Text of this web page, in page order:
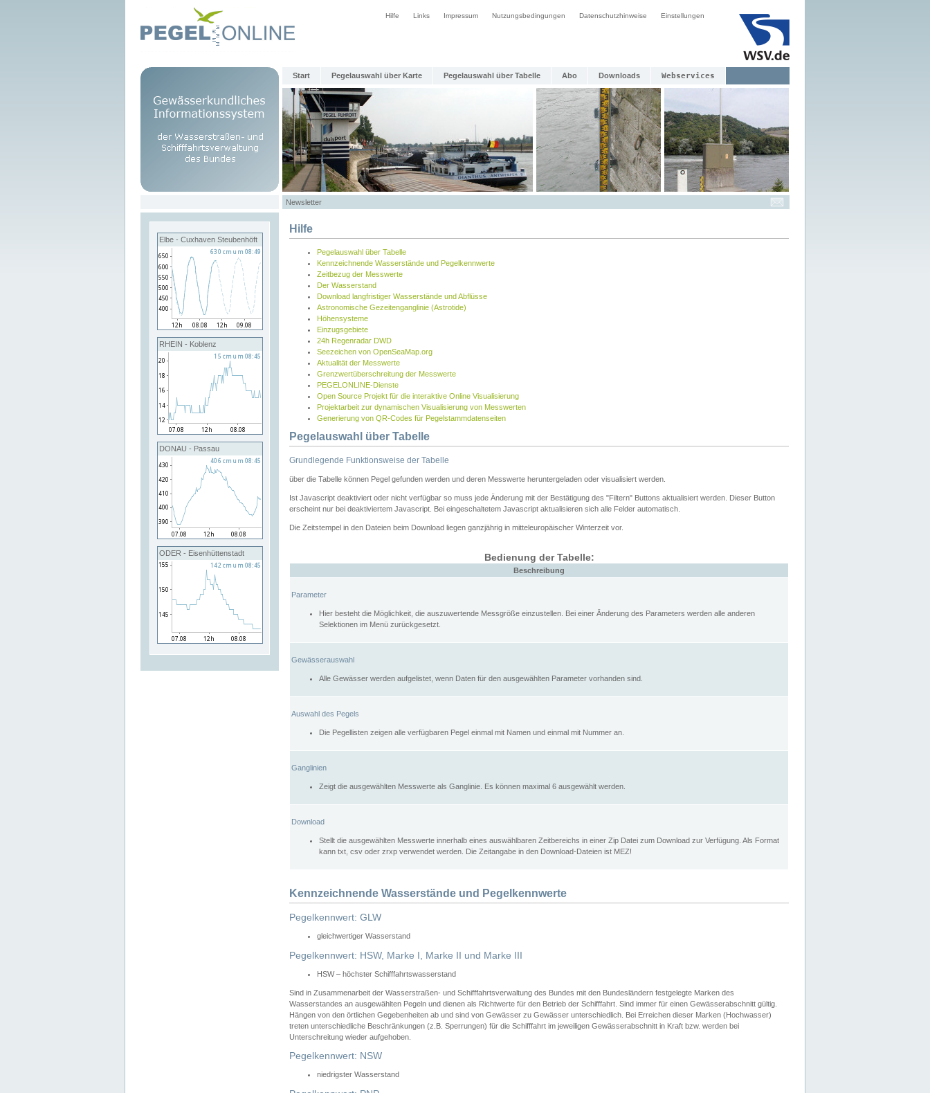
Hilfe Links Impressum Nutzungsbedingungen Datenschutzhinweise Einstellungen
Start Pegelauswahl über Karte Pegelauswahl über Tabelle Abo Downloads Webservices
Newsletter
Elbe - Cuxhaven Steubenhöft
RHEIN - Koblenz
DONAU - Passau
ODER - Eisenhüttenstadt
Hilfe
Pegelauswahl über Tabelle
Kennzeichnende Wasserstände und Pegelkennwerte
Zeitbezug der Messwerte
Der Wasserstand
Download langfristiger Wasserstände und Abflüsse
Astronomische Gezeitenganglinie (Astrotide)
Höhensysteme
Einzugsgebiete
24h Regenradar DWD
Seezeichen von OpenSeaMap.org
Aktualität der Messwerte
Grenzwertüberschreitung der Messwerte
PEGELONLINE-Dienste
Open Source Projekt für die interaktive Online Visualisierung
Projektarbeit zur dynamischen Visualisierung von Messwerten
Generierung von QR-Codes für Pegelstammdatenseiten
Pegelauswahl über Tabelle
Grundlegende Funktionsweise der Tabelle
über die Tabelle können Pegel gefunden werden und deren Messwerte heruntergeladen oder visualisiert werden.
Ist Javascript deaktiviert oder nicht verfügbar so muss jede Änderung mit der Bestätigung des "Filtern" Buttons aktualisiert werden. Dieser Button
erscheint nur bei deaktiviertem Javascript. Bei eingeschaltetem Javascript aktualisieren sich alle Felder automatisch.
Die Zeitstempel in den Dateien beim Download liegen ganzjährig in mitteleuropäischer Winterzeit vor.
Bedienung der Tabelle:
Beschreibung
Parameter
Hier besteht die Möglichkeit, die auszuwertende Messgröße einzustellen. Bei einer Änderung des Parameters werden alle anderen
Selektionen im Menü zurückgesetzt.
Gewässerauswahl
Alle Gewässer werden aufgelistet, wenn Daten für den ausgewählten Parameter vorhanden sind.
Auswahl des Pegels
Die Pegellisten zeigen alle verfügbaren Pegel einmal mit Namen und einmal mit Nummer an.
Ganglinien
Zeigt die ausgewählten Messwerte als Ganglinie. Es können maximal 6 ausgewählt werden.
Download
Stellt die ausgewählten Messwerte innerhalb eines auswählbaren Zeitbereichs in einer Zip Datei zum Download zur Verfügung. Als Format
kann txt, csv oder zrxp verwendet werden. Die Zeitangabe in den Download-Dateien ist MEZ!
Kennzeichnende Wasserstände und Pegelkennwerte
Pegelkennwert: GLW
gleichwertiger Wasserstand
Pegelkennwert: HSW, Marke I, Marke II und Marke III
HSW – höchster Schifffahrtswasserstand
Sind in Zusammenarbeit der Wasserstraßen- und Schifffahrtsverwaltung des Bundes mit den Bundesländern festgelegte Marken des
Wasserstandes an ausgewählten Pegeln und dienen als Richtwerte für den Betrieb der Schifffahrt. Sind immer für einen Gewässerabschnitt gültig.
Hängen von den örtlichen Gegebenheiten ab und sind von Gewässer zu Gewässer unterschiedlich. Bei Erreichen dieser Marken (Hochwasser)
treten unterschiedliche Beschränkungen (z.B. Sperrungen) für die Schifffahrt im jeweiligen Gewässerabschnitt in Kraft bzw. werden bei
Unterschreitung wieder aufgehoben.
Pegelkennwert: NSW
niedrigster Wasserstand